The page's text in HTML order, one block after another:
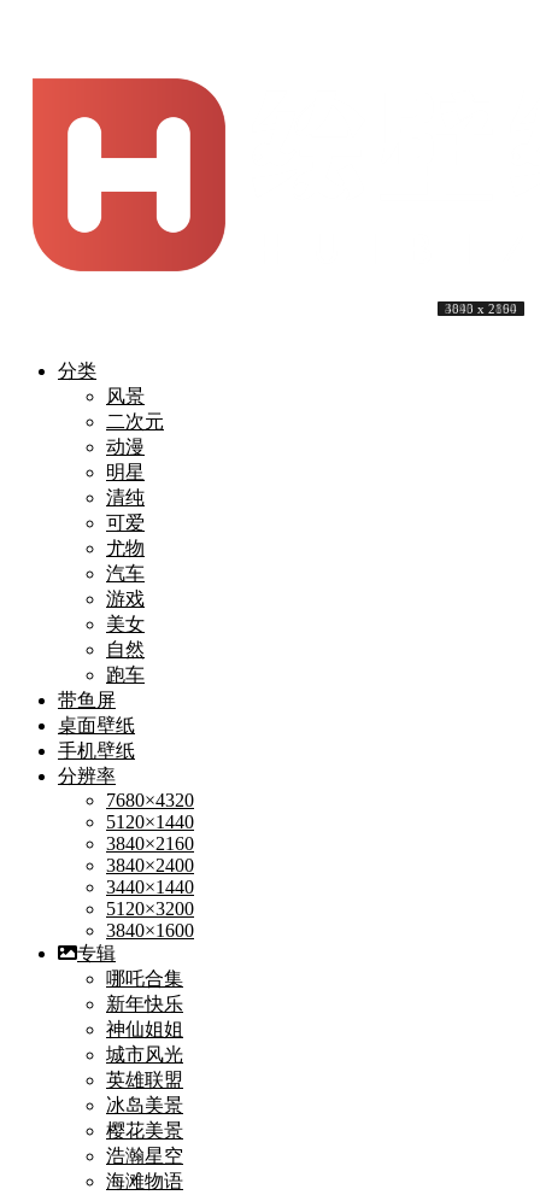
分类
风景
二次元
动漫
明星
清纯
可爱
尤物
汽车
游戏
美女
自然
跑车
带鱼屏
桌面壁纸
手机壁纸
分辨率
7680×4320
5120×1440
3840×2160
3840×2400
3440×1440
5120×3200
3840×1600
专辑
哪吒合集
新年快乐
神仙姐姐
城市风光
英雄联盟
冰岛美景
樱花美景
浩瀚星空
海滩物语
3840 x 2160
3840 x 2160
5120 x 3200
3840 x 2160
5120 x 2880
3840 x 2160
3840 x 2160
3840 x 2160
3840 x 2160
4093 x 2894